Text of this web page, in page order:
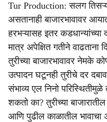
o
c
i
a
l
s
Tur Production: सलग
असतानाही बाजारभावावर
हरभऱ्यासह इतर कडधान्यांच्या
मात्र अपेक्षित गतीने वाढताना
तुरीच्या बाजारभावावर नेमके
उत्पादन घटूनही तुरीचे दर
संभाव्य एल निनो परिस्थितीमुळे
शकतो का? तुरीच्या
आणि पुढील काळातील भावाचा